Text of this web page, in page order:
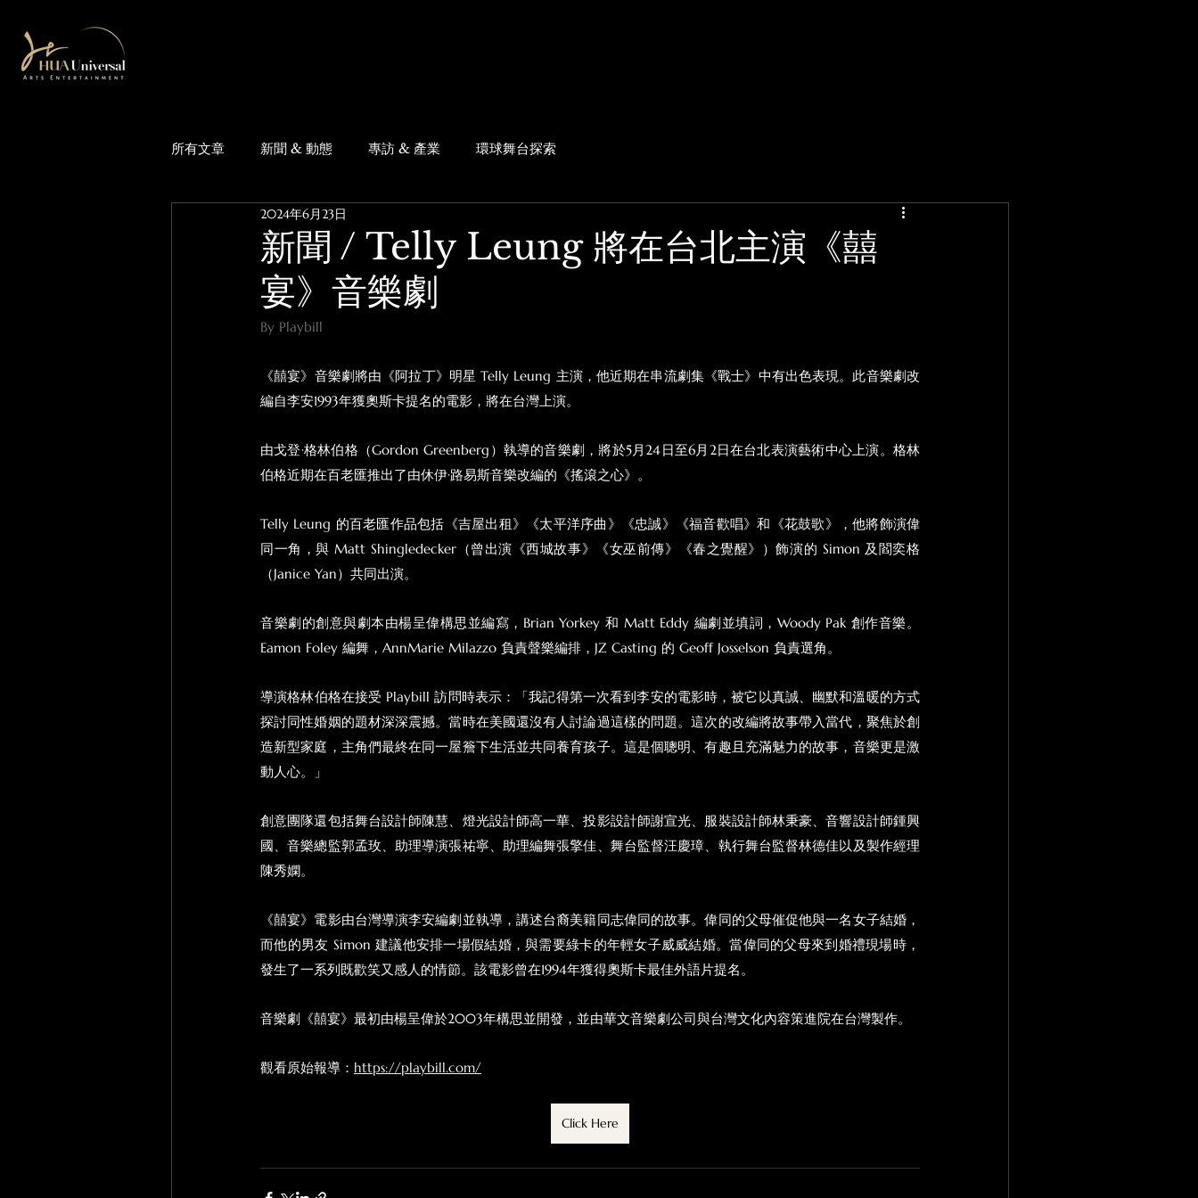
所有文章 新聞 & 動態 專訪 & 產業 環球舞台探索
新聞 / Telly Leung 將在台北主演《囍
宴》音樂劇
2024年6月23日
By Playbill
《囍宴》音樂劇將由《阿拉丁》明星 Telly Leung 主演，他近期在串流劇集《戰士》中有出色表現。此音樂劇改
編自李安1993年獲奧斯卡提名的電影，將在台灣上演。
由戈登·格林伯格（Gordon Greenberg）執導的音樂劇，將於5月24日至6月2日在台北表演藝術中心上演。格林
伯格近期在百老匯推出了由休伊·路易斯音樂改編的《搖滾之心》。
Telly Leung 的百老匯作品包括《吉屋出租》《太平洋序曲》《忠誠》《福音歡唱》和《花鼓歌》，他將飾演偉
同一角，與 Matt Shingledecker（曾出演《西城故事》《女巫前傳》《春之覺醒》）飾演的 Simon 及閻奕格
（Janice Yan）共同出演。
音樂劇的創意與劇本由楊呈偉構思並編寫，Brian Yorkey 和 Matt Eddy 編劇並填詞，Woody Pak 創作音樂。
Eamon Foley 編舞，AnnMarie Milazzo 負責聲樂編排，JZ Casting 的 Geoff Josselson 負責選角。
導演格林伯格在接受 Playbill 訪問時表示：「我記得第一次看到李安的電影時，被它以真誠、幽默和溫暖的方式
探討同性婚姻的題材深深震撼。當時在美國還沒有人討論過這樣的問題。這次的改編將故事帶入當代，聚焦於創
造新型家庭，主角們最終在同一屋簷下生活並共同養育孩子。這是個聰明、有趣且充滿魅力的故事，音樂更是激
動人心。」
創意團隊還包括舞台設計師陳慧、燈光設計師高一華、投影設計師謝宣光、服裝設計師林秉豪、音響設計師鍾興
國、音樂總監郭孟玫、助理導演張祐寧、助理編舞張擎佳、舞台監督汪慶璋、執行舞台監督林德佳以及製作經理
陳秀嫻。
《囍宴》電影由台灣導演李安編劇並執導，講述台裔美籍同志偉同的故事。偉同的父母催促他與一名女子結婚，
而他的男友 Simon 建議他安排一場假結婚，與需要綠卡的年輕女子威威結婚。當偉同的父母來到婚禮現場時，
發生了一系列既歡笑又感人的情節。該電影曾在1994年獲得奧斯卡最佳外語片提名。
音樂劇《囍宴》最初由楊呈偉於2003年構思並開發，並由華文音樂劇公司與台灣文化內容策進院在台灣製作。
觀看原始報導： https://playbill.com/
Click Here